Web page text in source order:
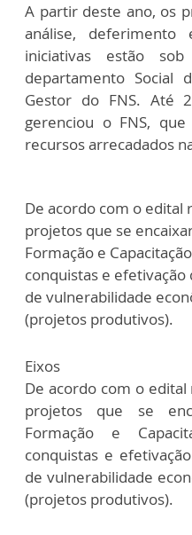
A partir deste ano, os
análise, deferimento
iniciativas estão
departamento Social
Gestor do FNS. Até
gerenciou o FNS,
recursos arrecadados
De acordo com o edital
projetos que se
Formação e
conquistas e
de vulnerabilidade
(projetos produtivos).
Eixos
De acordo com o
projetos que se
Formação e
conquistas e
de vulnerabilidade
(projetos produtivos).